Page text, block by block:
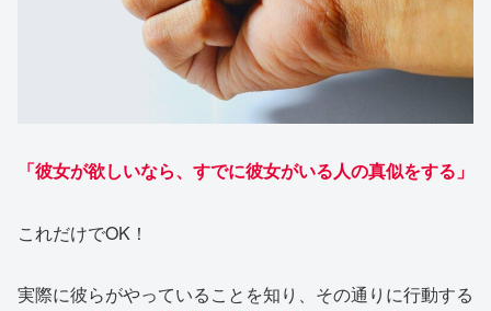
「彼女が欲しいなら、すでに彼女がいる人の真似をする」
これだけでOK！
実際に彼らがやっていることを知り、その通りに行動する